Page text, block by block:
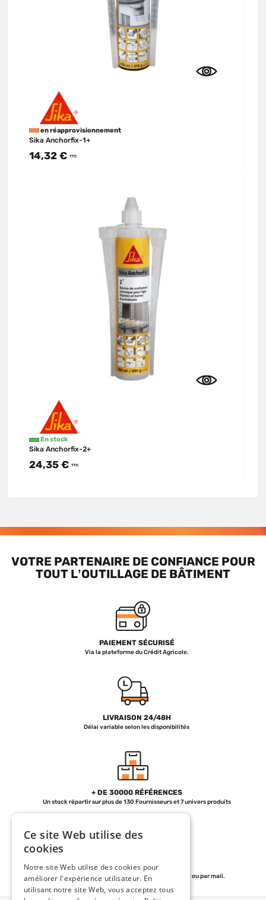
en réapprovisionnement
Sika Anchorfix-1+
14,32 € TTC
En stock
Sika Anchorfix-2+
24,35 € TTC
VOTRE PARTENAIRE DE CONFIANCE POUR
TOUT L’OUTILLAGE DE BÂTIMENT
PAIEMENT SÉCURISÉ
Via la plateforme du Crédit Agricole.
LIVRAISON 24/48H
Délai variable selon les disponibilités
+ DE 30000 RÉFÉRENCES
Un stock répartir sur plus de 130 Fournisseurs et 7 univers produits
SERVICE CLIENT
de 07h30 à 12h et de 13h30 à 18h30 par téléphone ou par mail.
Ce site Web utilise des
cookies
Notre site Web utilise des cookies pour
améliorer l'expérience utilisateur. En
utilisant notre site Web, vous acceptez tous